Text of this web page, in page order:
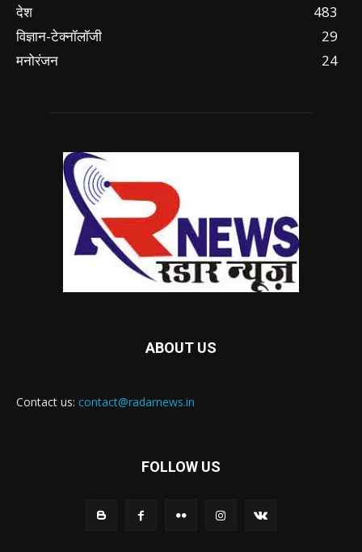
देश
483
विज्ञान-टेक्नॉलॉजी
29
मनोरंजन
24
ABOUT US
Contact us: contact@radarnews.in
FOLLOW US